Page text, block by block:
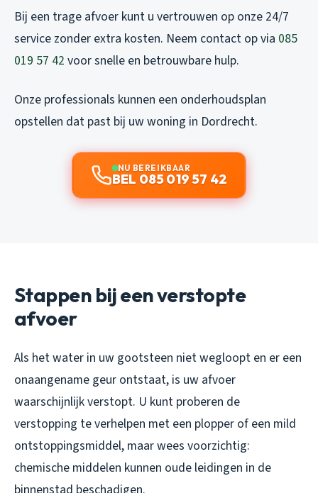
Bij een trage afvoer kunt u vertrouwen op onze 24/7
service zonder extra kosten. Neem contact op via 085
019 57 42 voor snelle en betrouwbare hulp.
Onze professionals kunnen een onderhoudsplan
opstellen dat past bij uw woning in Dordrecht.
NU BEREIKBAAR
BEL 085 019 57 42
Stappen bij een verstopte
afvoer
Als het water in uw gootsteen niet wegloopt en er een
onaangename geur ontstaat, is uw afvoer
waarschijnlijk verstopt. U kunt proberen de
verstopping te verhelpen met een plopper of een mild
ontstoppingsmiddel, maar wees voorzichtig:
chemische middelen kunnen oude leidingen in de